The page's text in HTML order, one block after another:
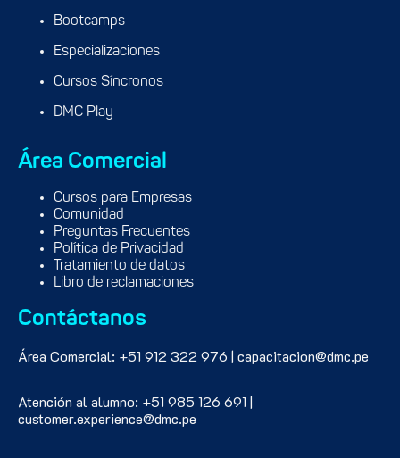
Bootcamps
Especializaciones
Cursos Síncronos
DMC Play
Área Comercial
Cursos para Empresas
Comunidad
Preguntas Frecuentes
Política de Privacidad
Tratamiento de datos
Libro de reclamaciones
Contáctanos
Área Comercial: +51 912 322 976 | capacitacion@dmc.pe
Atención al alumno: +51 985 126 691 |
customer.experience@dmc.pe